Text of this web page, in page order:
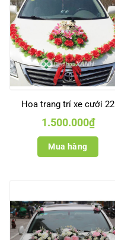
Hoa trang trí xe cưới 22
1.500.000₫
Mua hàng